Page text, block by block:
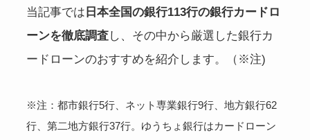
当記事では 日本全国の銀行113行の銀行カードロ
ーンを徹底調査し、その中から厳選した銀行カ
ードローンのおすすめを紹介します。（※注)
※注：都市銀行5行、ネット専業銀行9行、地方銀行62
行、第二地方銀行37行。ゆうちょ銀行はカードローン